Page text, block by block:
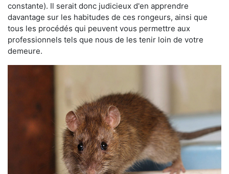
constante). Il serait donc judicieux d'en apprendre
davantage sur les habitudes de ces rongeurs, ainsi que
tous les procédés qui peuvent vous permettre aux
professionnels tels que nous de les tenir loin de votre
demeure.